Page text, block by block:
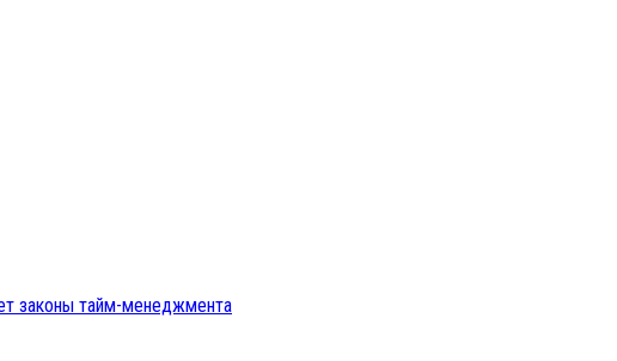
законы тайм-менеджмента